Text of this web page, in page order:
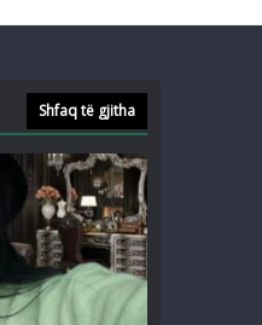
Shfaq të gjitha